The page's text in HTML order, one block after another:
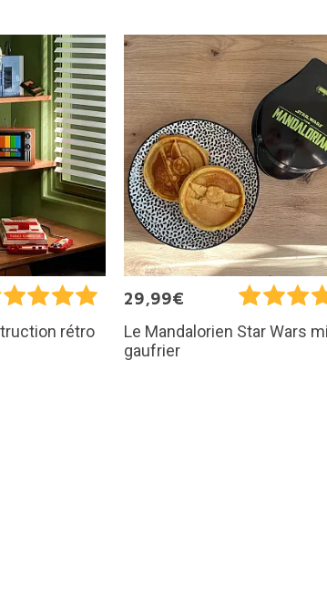
rétro
29,99€
Le Mandalorien Star Wars
gaufrier